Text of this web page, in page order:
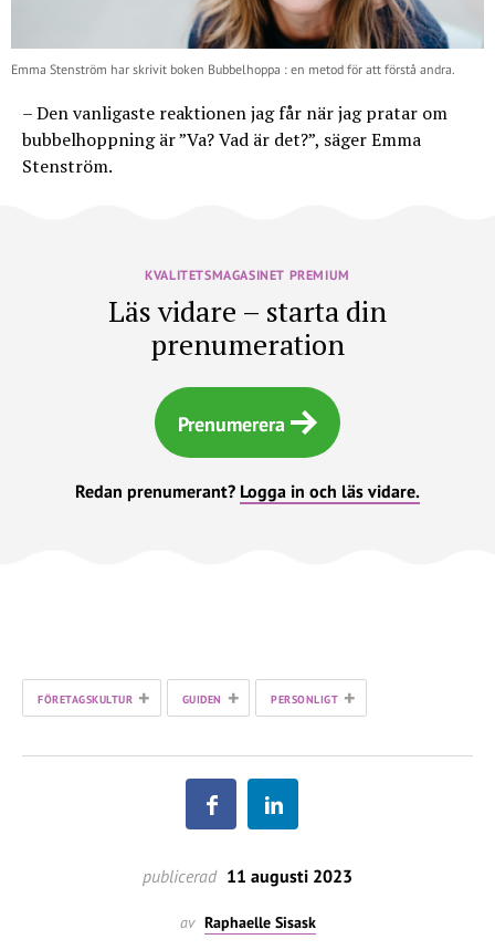
Emma Stenström har skrivit boken Bubbelhoppa : en metod för att förstå andra.
– Den vanligaste reaktionen jag får när jag pratar om
bubbelhoppning är ”Va? Vad är det?”, säger Emma
Stenström.
KVALITETSMAGASINET PREMIUM
Läs vidare – starta din
prenumeration
Prenumerera
Redan prenumerant? Logga in och läs vidare.
FÖRETAGSKULTUR + GUIDEN + PERSONLIGT +
publicerad 11 augusti 2023
av Raphaelle Sisask